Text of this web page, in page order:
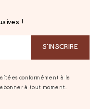
!
S‘INSCRIRE
conformément à la
à tout moment..